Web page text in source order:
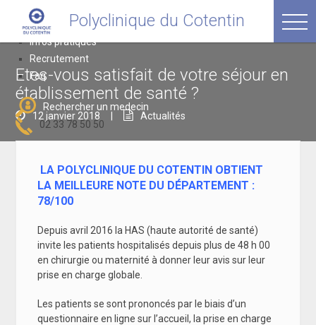
contenu
Polyclinique du Cotentin
avenue Thivet, 50120 Equeurdreville
Infos pratiques
Recrutement
Faq
Rechercher un medecin
02 33 78 50 50
Etes-vous satisfait de votre séjour en
établissement de santé ?
12 janvier 2018 Actualités
LA POLYCLINIQUE DU COTENTIN OBTIENT
LA MEILLEURE NOTE DU DÉPARTEMENT :
78/100
Depuis avril 2016 la HAS (haute autorité de santé)
invite les patients hospitalisés depuis plus de 48 h 00
en chirurgie ou maternité à donner leur avis sur leur
prise en charge globale.
Les patients se sont prononcés par le biais d’un
questionnaire en ligne sur l’accueil, la prise en charge